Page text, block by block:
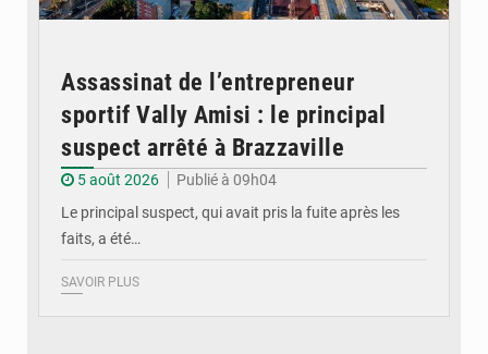
Assassinat de l’entrepreneur
sportif Vally Amisi : le principal
suspect arrêté à Brazzaville
5 août 2026
Publié à 09h04
Le principal suspect, qui avait pris la fuite après les
faits, a été…
SAVOIR PLUS